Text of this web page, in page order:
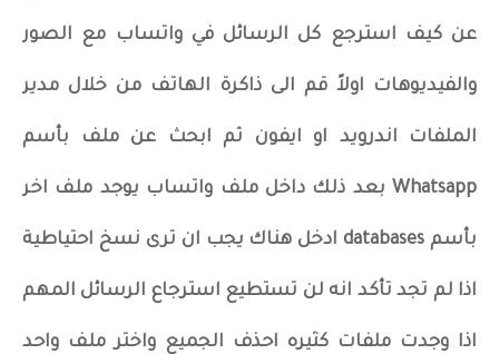
عن كيف استرجع كل الرسائل في واتساب مع الصور
والفيديوهات اولاً قم الى ذاكرة الهاتف من خلال مدير
الملفات اندرويد او ايفون ثم ابحث عن ملف بأسم
Whatsapp بعد ذلك داخل ملف واتساب يوجد ملف اخر
بأسم databases ادخل هناك يجب ان ترى نسخ احتياطية
اذا لم تجد تأكد انه لن تستطيع استرجاع الرسائل المهم
اذا وجدت ملفات كثيره احذف الجميع واختر ملف واحد